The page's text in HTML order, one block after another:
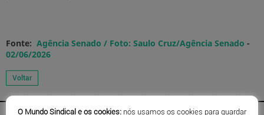
Fonte: Agência Senado / Foto: Saulo Cruz/Agência Senado -
02/06/2026
O Mundo Sindical e os cookies: nós usamos os cookies para guardar